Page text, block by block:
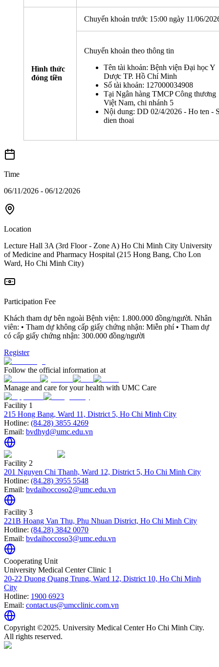
Hình thức
đóng tiền
Chuyển khoản trước 15:00 ngày 11/06/
Chuyển khoản theo thông tin
Tên tài khoản: Bệnh viện Đại học Y
Dược TP. Hồ Chí Minh
Số tài khoản: 127000034908
Tại Ngân hàng TMCP Công thương
Việt Nam, chi nhánh 5
Nội dung: DD 02/4/2026 - Ho ten -
dien thoai
Time
06/11/2026 - 06/12/2026
Location
Lecture Hall 3A (3rd Floor - Zone A) Ho Chi Minh City University
of Medicine and Pharmacy Hospital (215 Hong Bang, Cho Lon
Ward, Ho Chi Minh City)
Participation Fee
Khách tham dự bên ngoài Bệnh viện: 1.800.000 đồng/người. Nhân
viên: • Tham dự không cấp giấy chứng nhận: Miễn phí • Tham dự
có cấp giấy chứng nhận: 300.000 đồng/người
Register
Follow the official information at
Manage and care for your health with UMC Care
Facility 1
215 Hong Bang, Ward 11, District 5, Ho Chi Minh City
Hotline: (84.28) 3855 4269
Email: bvdhyd@umc.edu.vn
Facility 2
201 Nguyen Chi Thanh, Ward 12, District 5, Ho Chi Minh City
Hotline: (84.28) 3955 5548
Email: bvdaihoccoso2@umc.edu.vn
Facility 3
221B Hoang Van Thu, Phu Nhuan District, Ho Chi Minh City
Hotline: (84.28) 3842 0070
Email: bvdaihoccoso3@umc.edu.vn
Cooperating Unit
University Medical Center Clinic 1
20-22 Duong Quang Trung, Ward 12, District 10, Ho Chi Minh
City
Hotline: 1900 6923
Email: contact.us@umcclinic.com.vn
Copyright ©2025. University Medical Center Ho Chi Minh City.
All rights reserved.